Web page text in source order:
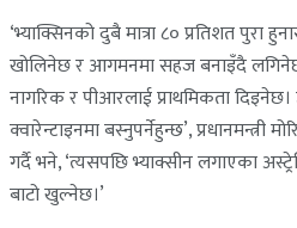
‘भ्याक्सिनको दुबै मात्रा ८० प्रतिशत पुरा
खोलिनेछ र आगमनमा सहज बनाइँदै
नागरिक र पीआरलाई प्राथमिकता
क्वारेन्टाइनमा बस्नुपर्नेहुन्छ’, प्रधानमन्त्री
गर्दै भने, ‘त्यसपछि भ्याक्सीन लगाएका
बाटो खुल्नेछ।’